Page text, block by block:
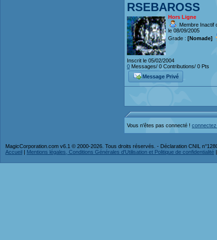
RSEBAROSS
Hors Ligne
Membre Inactif
le 08/09/2005
Grade : [Nomade]
Inscrit le 05/02/2004
0 Messages/ 0 Contributions/ 0 Pts
Message Privé
Vous n'êtes pas connecté !
MagicCorporation.com v6.1 © 2000-2026. Tous droits réservés. - Déclaration CNIL
Accueil | Mentions légales, Conditions Générales d'Utilisation et Politique de confidentialité